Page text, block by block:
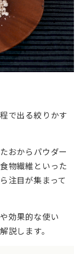
で出る絞りかす
おからパウダー
物繊維といった
注目が集まって
効果的な使い
説します。